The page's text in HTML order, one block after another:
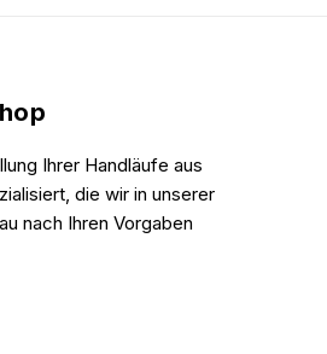
Ihrer Handläufe aus
die wir in unserer
nach Ihren Vorgaben